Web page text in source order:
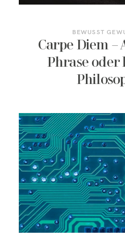
BEWUSST
Carpe Diem –
Phrase